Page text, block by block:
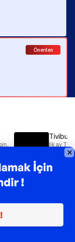
Önerilen
Tivibu
İlk ay